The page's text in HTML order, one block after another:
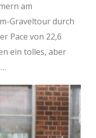
am
Graveltour durch
Pace von 22,6
ein tolles, aber